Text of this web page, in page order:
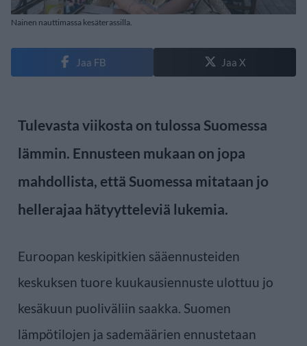
Nainen nauttimassa kesäterassilla.
Jaa FB Jaa X
Tulevasta viikosta on tulossa Suomessa
lämmin. Ennusteen mukaan on jopa
mahdollista, että Suomessa mitataan jo
hellerajaa hätyytteleviä lukemia.
Euroopan keskipitkien sääennusteiden
keskuksen tuore kuukausiennuste ulottuu jo
kesäkuun puoliväliin saakka. Suomen
lämpötilojen ja sademäärien ennustetaan